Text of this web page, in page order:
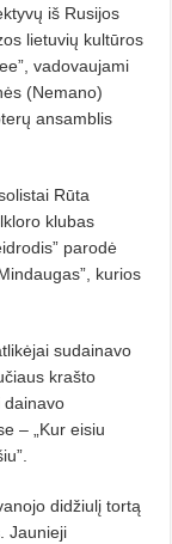
iš Rusijos
lietuvių kultūros
vadovaujami
(Nemano)
ansamblis
Rūta
klubas
parodė
kurios
sudainavo
krašto
dainavo
– „Kur eisiu
didžiulį tortą
Jaunieji